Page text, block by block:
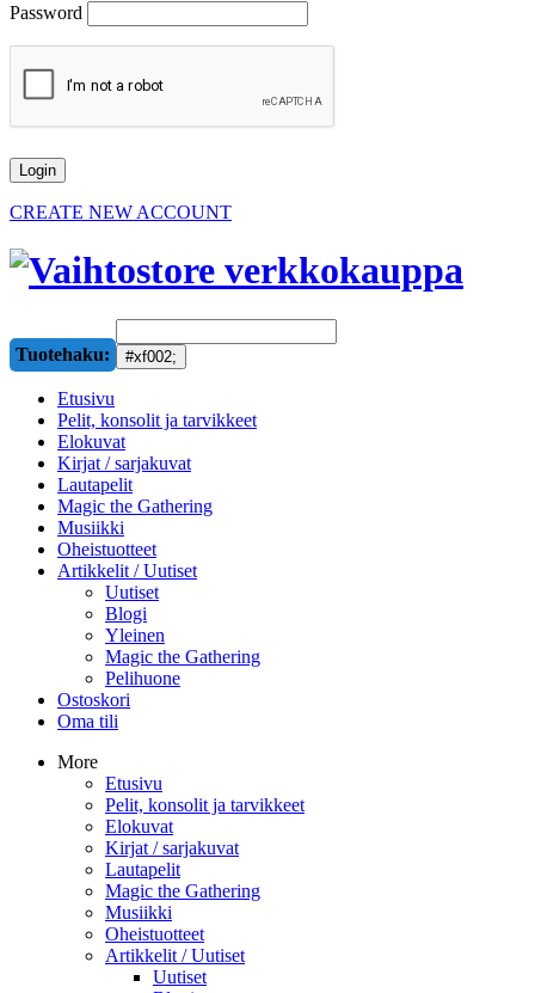
Password
CREATE NEW ACCOUNT
Tuotehaku:
Etusivu
Pelit, konsolit ja tarvikkeet
Elokuvat
Kirjat / sarjakuvat
Lautapelit
Magic the Gathering
Musiikki
Oheistuotteet
Artikkelit / Uutiset
Uutiset
Blogi
Yleinen
Magic the Gathering
Pelihuone
Ostoskori
Oma tili
More
Etusivu
Pelit, konsolit ja tarvikkeet
Elokuvat
Kirjat / sarjakuvat
Lautapelit
Magic the Gathering
Musiikki
Oheistuotteet
Artikkelit / Uutiset
Uutiset